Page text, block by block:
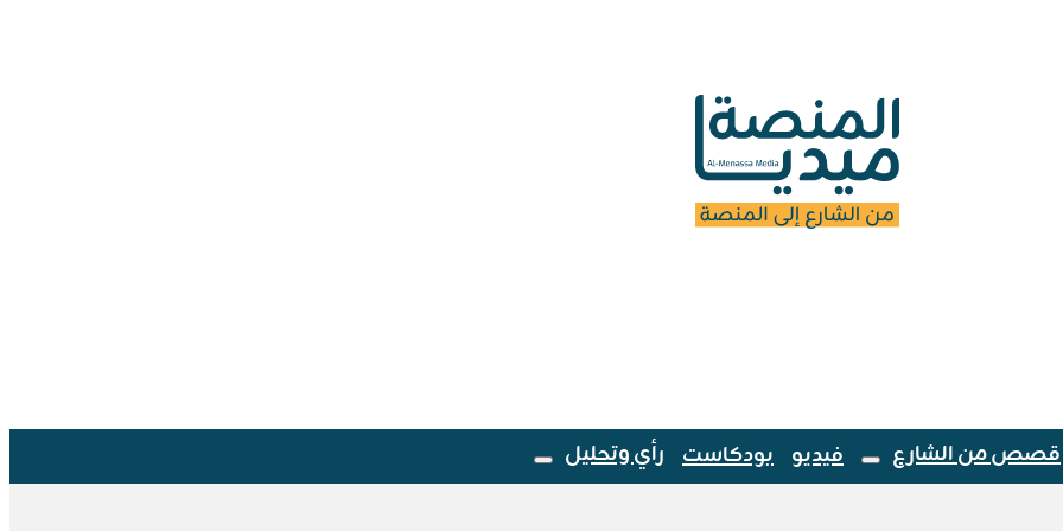
قصص من الشارع فيديو بودكاست رأي وتحليل